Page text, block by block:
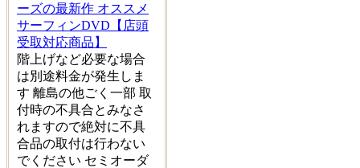
ーズの最新作 オススメ
サーフィンDVD【店頭
受取対応商品】
階上げなど必要な場合
は別途料金が発生しま
す 離島の他ごく一部 取
付時の不具合とみなさ
れますので絶対に不具
合品の取付は行わない
でください セミオーダ